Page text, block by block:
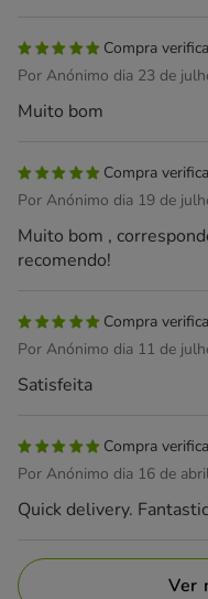
Compra
Por Anónimo dia 23 de
Muito bom
Compra
Por Anónimo dia 19 de
Muito bom ,
recomendo!
Compra
Por Anónimo dia 11 de
Satisfeita
Compra
Por Anónimo dia 16 de
Quick delivery.
Ver